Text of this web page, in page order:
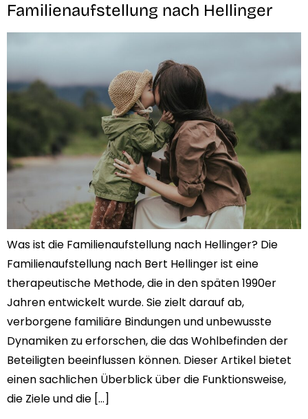
Familienaufstellung nach Hellinger
Was ist die Familienaufstellung nach Hellinger? Die
Familienaufstellung nach Bert Hellinger ist eine
therapeutische Methode, die in den späten 1990er
Jahren entwickelt wurde. Sie zielt darauf ab,
verborgene familiäre Bindungen und unbewusste
Dynamiken zu erforschen, die das Wohlbefinden der
Beteiligten beeinflussen können. Dieser Artikel bietet
einen sachlichen Überblick über die Funktionsweise,
die Ziele und die […]